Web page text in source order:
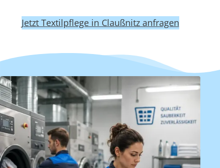
Jetzt Textilpflege in Claußnitz anfragen